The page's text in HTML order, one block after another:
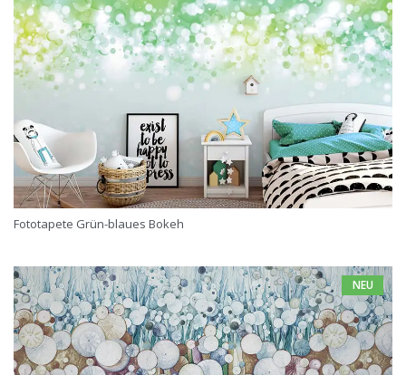
Fototapete Grün-blaues Bokeh
NEU